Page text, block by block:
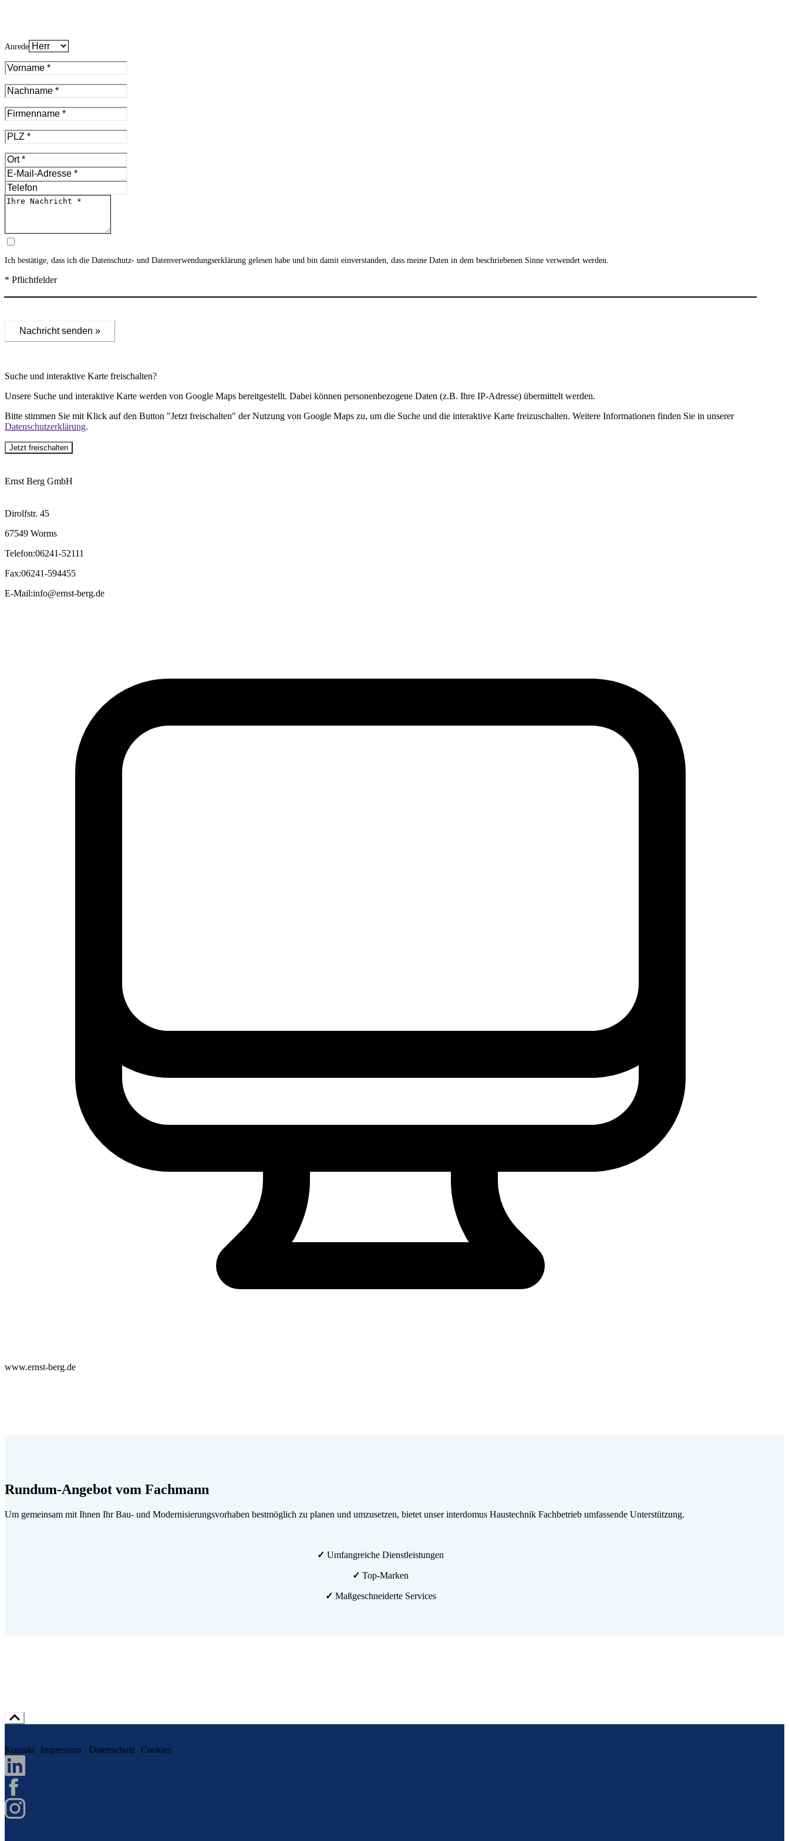
Anrede
Ich bestätige, dass ich die Datenschutz- und Datenverwendungserklärung gelesen habe und bin damit einverstanden, dass meine Daten in dem beschriebenen Sinne verwendet werden.
* Pflichtfelder
Nachricht senden »
Suche und interaktive Karte freischalten?
Unsere Suche und interaktive Karte werden von Google Maps bereitgestellt. Dabei können personenbezogene Daten (z.B. Ihre IP-Adresse) übermittelt werden.
Bitte stimmen Sie mit Klick auf den Button "Jetzt freischalten" der Nutzung von Google Maps zu, um die Suche und die interaktive Karte freizuschalten. Weitere Informationen finden Sie in unserer
Datenschutzerklärung.
Jetzt freischalten
Ernst Berg GmbH
Dirolfstr. 45
67549 Worms
Telefon:06241-52111
Fax:06241-594455
E-Mail:info@ernst-berg.de
www.ernst-berg.de
Rundum-Angebot vom Fachmann
Um gemeinsam mit Ihnen Ihr Bau- und Modernisierungsvorhaben bestmöglich zu planen und umzusetzen, bietet unser interdomus Haustechnik Fachbetrieb umfassende Unterstützung.
✓ Umfangreiche Dienstleistungen
✓ Top-Marken
✓ Maßgeschneiderte Services
Kontakt Impressum Datenschutz Cookies